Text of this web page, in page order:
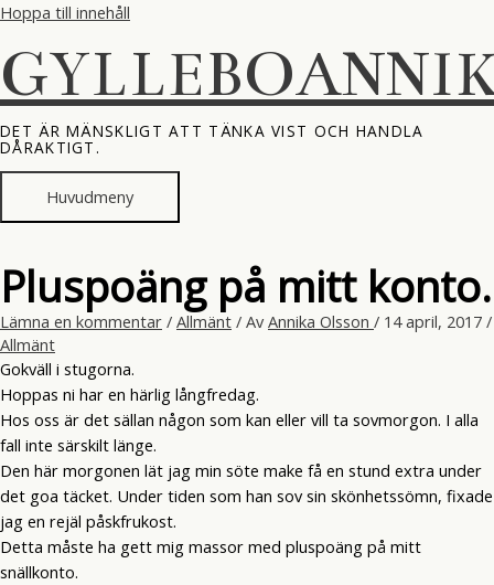
Hoppa till innehåll
DET ÄR MÄNSKLIGT ATT TÄNKA VIST OCH HANDLA
DÅRAKTIGT.
Huvudmeny
Pluspoäng på mitt konto.
Lämna en kommentar / Allmänt / Av Annika Olsson / 14 april, 2017 /
Allmänt
Gokväll i stugorna.
Hoppas ni har en härlig långfredag.
Hos oss är det sällan någon som kan eller vill ta sovmorgon. I alla
fall inte särskilt länge.
Den här morgonen lät jag min söte make få en stund extra under
det goa täcket. Under tiden som han sov sin skönhetssömn, fixade
jag en rejäl påskfrukost.
Detta måste ha gett mig massor med pluspoäng på mitt
snällkonto.